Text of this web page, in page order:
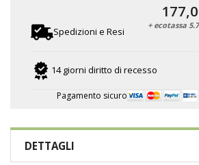
Spedizioni e Resi
14 giorni diritto di recesso
Pagamento sicuro
+ ecotassa
DETTAGLI